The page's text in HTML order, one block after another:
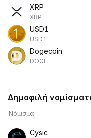
XRP
XRP
USD1
USD1
Dogecoin
DOGE
Δημοφιλή
Νόμισμα
Cysic